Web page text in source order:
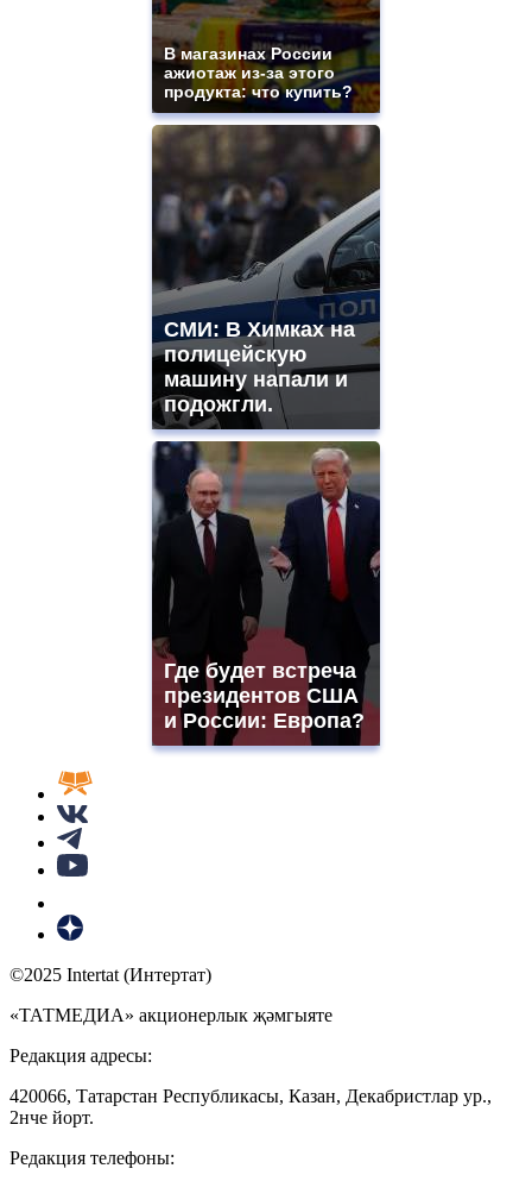
В магазинах России
ажиотаж из-за этого
продукта: что купить?
СМИ: В Химках на
полицейскую
машину напали и
подожгли.
Где будет встреча
президентов США
и России: Европа?
©2025 Intertat (Интертат)
«ТАТМЕДИА» акционерлык җәмгыяте
Редакция адресы:
420066, Татарстан Республикасы, Казан, Декабристлар ур.,
2нче йорт.
Редакция телефоны: